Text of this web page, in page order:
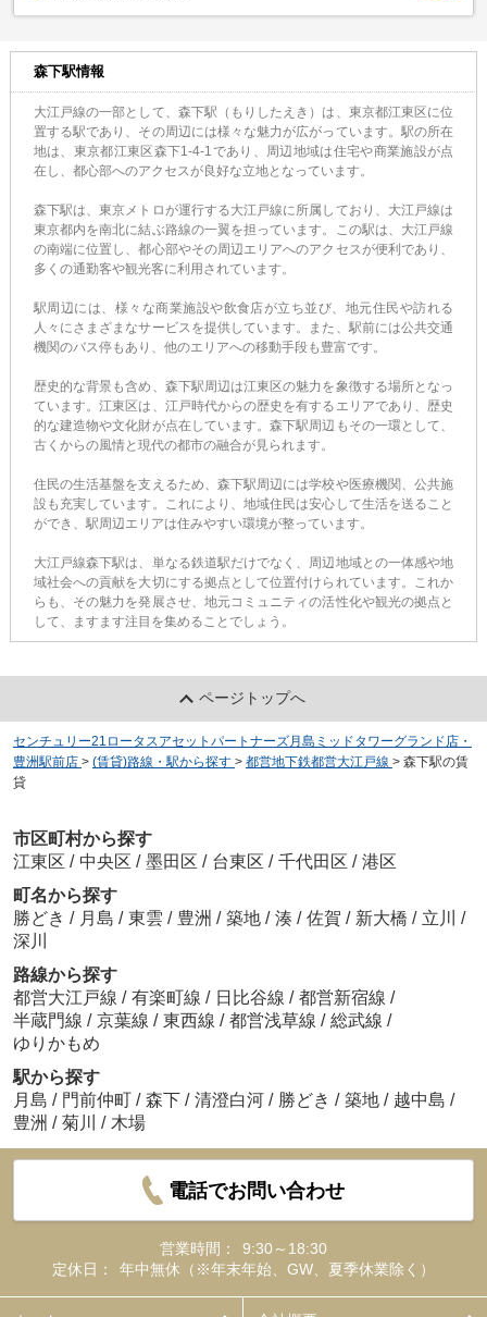
森下駅情報
大江戸線の一部として、森下駅（もりしたえき）は、東京都江東区に位
置する駅であり、その周辺には様々な魅力が広がっています。駅の所在
地は、東京都江東区森下1-4-1であり、周辺地域は住宅や商業施設が点
在し、都心部へのアクセスが良好な立地となっています。
森下駅は、東京メトロが運行する大江戸線に所属しており、大江戸線は
東京都内を南北に結ぶ路線の一翼を担っています。この駅は、大江戸線
の南端に位置し、都心部やその周辺エリアへのアクセスが便利であり、
多くの通勤客や観光客に利用されています。
駅周辺には、様々な商業施設や飲食店が立ち並び、地元住民や訪れる
人々にさまざまなサービスを提供しています。また、駅前には公共交通
機関のバス停もあり、他のエリアへの移動手段も豊富です。
歴史的な背景も含め、森下駅周辺は江東区の魅力を象徴する場所となっ
ています。江東区は、江戸時代からの歴史を有するエリアであり、歴史
的な建造物や文化財が点在しています。森下駅周辺もその一環として、
古くからの風情と現代の都市の融合が見られます。
住民の生活基盤を支えるため、森下駅周辺には学校や医療機関、公共施
設も充実しています。これにより、地域住民は安心して生活を送ること
ができ、駅周辺エリアは住みやすい環境が整っています。
大江戸線森下駅は、単なる鉄道駅だけでなく、周辺地域との一体感や地
域社会への貢献を大切にする拠点として位置付けられています。これか
らも、その魅力を発展させ、地元コミュニティの活性化や観光の拠点と
して、ますます注目を集めることでしょう。
ページトップへ
センチュリー21ロータスアセットパートナーズ月島ミッドタワーグランド店・
豊洲駅前店 > (賃貸)路線・駅から探す > 都営地下鉄都営大江戸線 > 森下駅の賃
貸
市区町村から探す
江東区 / 中央区 / 墨田区 / 台東区 / 千代田区 / 港区
町名から探す
勝どき / 月島 / 東雲 / 豊洲 / 築地 / 湊 / 佐賀 / 新大橋 / 立川 /
深川
路線から探す
都営大江戸線 / 有楽町線 / 日比谷線 / 都営新宿線 /
半蔵門線 / 京葉線 / 東西線 / 都営浅草線 / 総武線 /
ゆりかもめ
駅から探す
月島 / 門前仲町 / 森下 / 清澄白河 / 勝どき / 築地 / 越中島 /
豊洲 / 菊川 / 木場
電話でお問い合わせ
営業時間：
9:30～18:30
定休日：
年中無休（※年末年始、GW、夏季休業除く）